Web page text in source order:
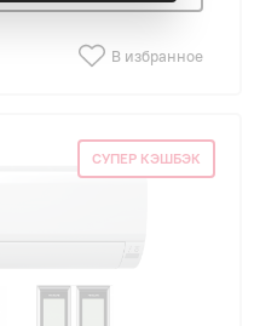
В избранное
СУПЕР КЭШБЭК